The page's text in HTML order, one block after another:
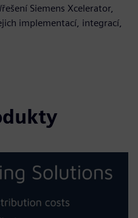
Siemens Xcelerator,
implementací, integrací,